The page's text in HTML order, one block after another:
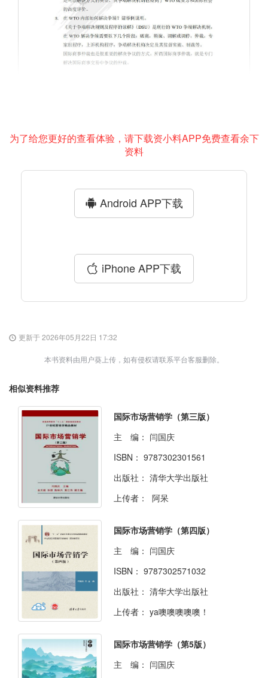
为了给您更好的查看体验，请下载资小料APP免费查看余下
资料
Android APP下载
iPhone APP下载
更新于 2026年05月22日 17:32
本书资料由用户葵上传，如有侵权请联系平台客服删除。
相似资料推荐
国际市场营销学（第三版）
主 编： 闫国庆
ISBN： 9787302301561
出版社： 清华大学出版社
上传者：
阿呆
国际市场营销学（第四版）
主 编： 闫国庆
ISBN： 9787302571032
出版社： 清华大学出版社
上传者： ya噢噢噢噢噢！
国际市场营销学（第5版）
主 编： 闫国庆